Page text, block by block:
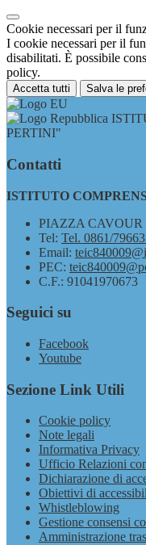
Cookie necessari per il
I cookie necessari per il
disabilitati. È possibile
policy.
Accetta tutti Salva le
PERTINI"
Contatti
ISTITUTO
PIAZZA CAVOUR
Tel: Tel. 0861/
Email:
PEC:
C.F.: 91041970673
Seguici su
Facebook
Youtube
Sezione Link Utili
Cookie policy
Note legali
Informativa Privacy
Ufficio Relazioni
Dichiarazione di
Obiettivi di
Whistleblowing
Gestione consensi
Amministrazione